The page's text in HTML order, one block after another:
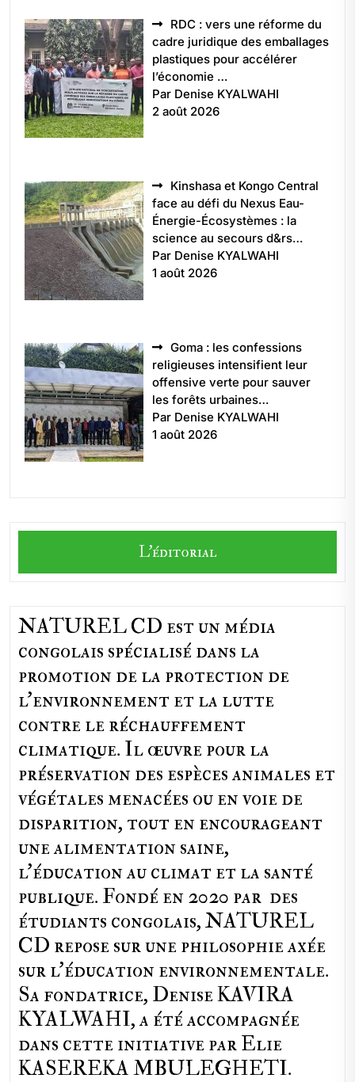
RDC : vers une réforme du
cadre juridique des emballages
plastiques pour accélérer
l’économie …
Par Denise KYALWAHI
2 août 2026
Kinshasa et Kongo Central
face au défi du Nexus Eau-
Énergie-Écosystèmes : la
science au secours d&rs…
Par Denise KYALWAHI
1 août 2026
Goma : les confessions
religieuses intensifient leur
offensive verte pour sauver
les forêts urbaines…
Par Denise KYALWAHI
1 août 2026
L'éditorial
NATUREL CD est un média
congolais spécialisé dans la
promotion de la protection de
l’environnement et la lutte
contre le réchauffement
climatique. Il œuvre pour la
préservation des espèces animales et
végétales menacées ou en voie de
disparition, tout en encourageant
une alimentation saine,
l'éducation au climat et la santé
publique. Fondé en 2020 par des
étudiants congolais, NATUREL
CD repose sur une philosophie axée
sur l'éducation environnementale.
Sa fondatrice, Denise KAVIRA
KYALWAHI, a été accompagnée
dans cette initiative par Elie
KASEREKA MBULEGHETI.